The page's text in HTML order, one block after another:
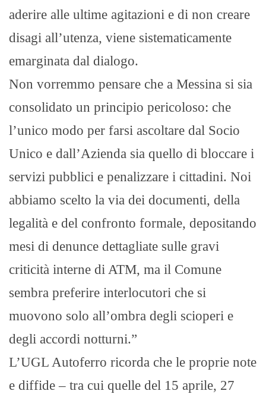
aderire alle ultime agitazioni e di non creare
disagi all’utenza, viene sistematicamente
emarginata dal dialogo.
Non vorremmo pensare che a Messina si sia
consolidato un principio pericoloso: che
l’unico modo per farsi ascoltare dal Socio
Unico e dall’Azienda sia quello di bloccare i
servizi pubblici e penalizzare i cittadini. Noi
abbiamo scelto la via dei documenti, della
legalità e del confronto formale, depositando
mesi di denunce dettagliate sulle gravi
criticità interne di ATM, ma il Comune
sembra preferire interlocutori che si
muovono solo all’ombra degli scioperi e
degli accordi notturni.”
L’UGL Autoferro ricorda che le proprie note
e diffide – tra cui quelle del 15 aprile, 27